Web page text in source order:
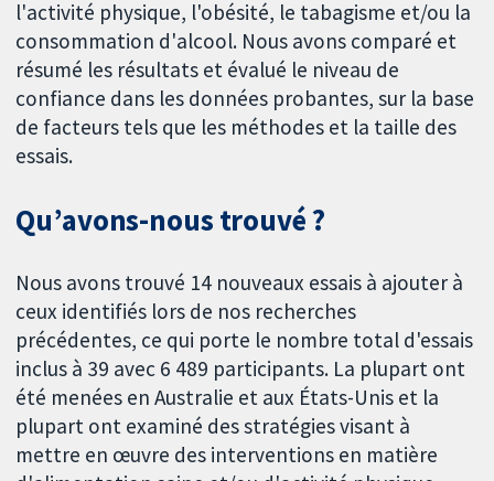
l'activité physique, l'obésité, le tabagisme et/ou la
consommation d'alcool. Nous avons comparé et
résumé les résultats et évalué le niveau de
confiance dans les données probantes, sur la base
de facteurs tels que les méthodes et la taille des
essais.
Qu’avons-nous trouvé ?
Nous avons trouvé 14 nouveaux essais à ajouter à
ceux identifiés lors de nos recherches
précédentes, ce qui porte le nombre total d'essais
inclus à 39 avec 6 489 participants. La plupart ont
été menées en Australie et aux États-Unis et la
plupart ont examiné des stratégies visant à
mettre en œuvre des interventions en matière